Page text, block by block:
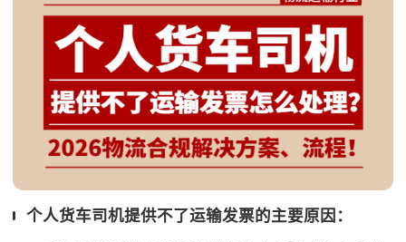
个人货车司机提供不了运输发票的主要原因：